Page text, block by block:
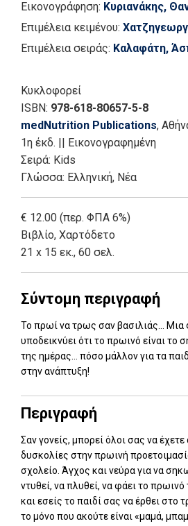
Εικονογράφηση: Κυριανάκης,
Επιμέλεια κειμένου:
Επιμέλεια σειράς: Καλαφάτη,
Κυκλοφορεί
ISBN: 978-618-80657-5-8
medNutrition Publications,
1η έκδ. || Εικονογραφημένη
Σειρά: Kids
Γλώσσα: Ελληνική, Νέα
€ 12.00 (περ. ΦΠΑ 6%)
Βιβλίο, Χαρτόδετο
21 x 15 εκ., 60 σελ.
Σύντομη περιγραφή
Το πρωί να τρως σαν βασιλιάς…
υποδεικνύει ότι το πρωινό είναι το
της ημέρας… πόσο μάλλον για τα
στην ανάπτυξη!
Περιγραφή
Σαν γονείς, μπορεί όλοι σας να έχετε
δυσκολίες στην πρωινή
σχολείο. Άγχος και νεύρα για να
ντυθεί, να πλυθεί, να φάει το
και εσείς το παιδί σας να έρθει στο
το μόνο που ακούτε είναι «μαμά,